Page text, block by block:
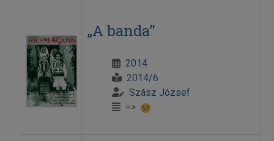
„A banda"
2014
2014/6
Szász József
=>